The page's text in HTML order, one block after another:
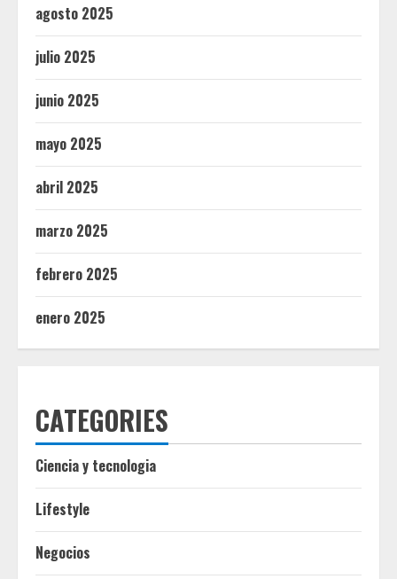
agosto 2025
julio 2025
junio 2025
mayo 2025
abril 2025
marzo 2025
febrero 2025
enero 2025
CATEGORIES
Ciencia y tecnologia
Lifestyle
Negocios